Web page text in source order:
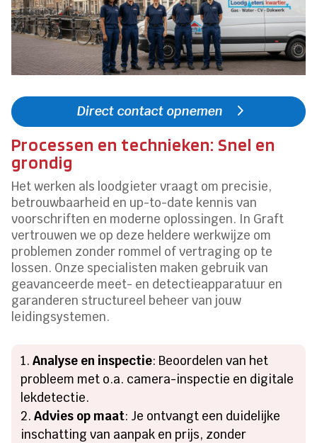
Direct contact opnemen
Processen en technieken: Snel en
grondig
Het werken als loodgieter vraagt om precisie,
betrouwbaarheid en up-to-date kennis van
voorschriften en moderne oplossingen.​ In Graft
vertrouwen we op deze heldere werkwijze om
problemen zonder rommel of vertraging op te
lossen.​ Onze specialisten maken gebruik van
geavanceerde meet- en detectieapparatuur en
garanderen structureel beheer van jouw
leidingsystemen.​
Analyse en inspectie: Beoordelen van het
probleem met o.​a.​ camera-inspectie en digitale
lekdetectie.​
Advies op maat: Je ontvangt een duidelijke
inschatting van aanpak en prijs, zonder